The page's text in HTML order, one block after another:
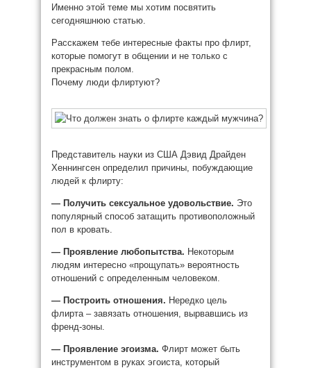
Именно этой теме мы хотим посвятить
сегодняшнюю статью.
Расскажем тебе интересные факты про флирт,
которые помогут в общении и не только с
прекрасным полом.
Почему люди флиртуют?
Представитель науки из США Дэвид Драйден
Хеннингсен определил причины, побуждающие
людей к флирту:
— Получить сексуальное удовольствие. Это
популярный способ затащить противоположный
пол в кровать.
— Проявление любопытства. Некоторым
людям интересно «прощупать» вероятность
отношений с определенным человеком.
— Построить отношения. Нередко цель
флирта – завязать отношения, вырвавшись из
френд-зоны.
— Проявление эгоизма. Флирт может быть
инструментом в руках эгоиста, который